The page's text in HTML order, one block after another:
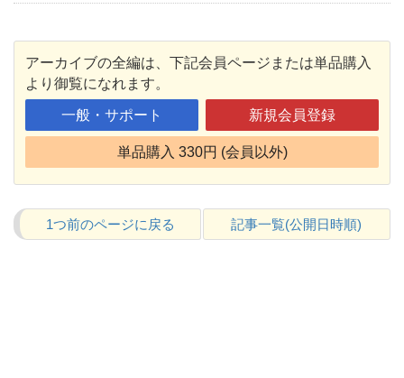
アーカイブの全編は、下記会員ページまたは単品購入
より御覧になれます。
一般・サポート 新規会員登録
単品購入 330円 (会員以外)
1つ前のページに戻る 記事一覧(公開日時順)